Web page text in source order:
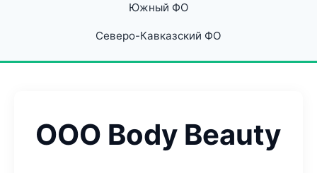
Южный ФО
Северо-Кавказский ФО
ООО Body Beauty